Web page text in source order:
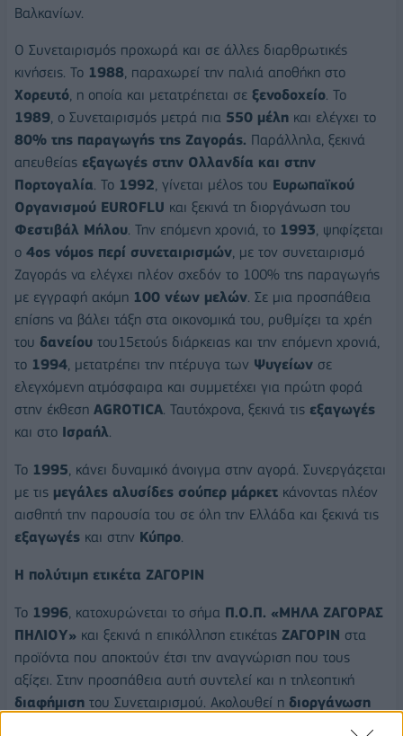
Βαλκανίων.
Ο Συνεταιρισμός προχωρά και σε άλλες διαρθρωτικές
κινήσεις. Το 1988, παραχωρεί την παλιά αποθήκη στο
Χορευτό, η οποία και μετατρέπεται σε ξενοδοχείο. Το
1989, ο Συνεταιρισμός μετρά πια 550 μέλη και ελέγχει το
80% της παραγωγής της Ζαγοράς. Παράλληλα, ξεκινά
απευθείας εξαγωγές στην Ολλανδία και στην
Πορτογαλία. Το 1992, γίνεται μέλος του Ευρωπαϊκού
Οργανισμού EUROFLU και ξεκινά τη διοργάνωση του
Φεστιβάλ Μήλου. Την επόμενη χρονιά, το 1993, ψηφίζεται
ο 4ος νόμος περί συνεταιρισμών, με τον συνεταιρισμό
Ζαγοράς να ελέγχει πλέον σχεδόν το 100% της παραγωγής
με εγγραφή ακόμη 100 νέων μελών. Σε μια προσπάθεια
επίσης να βάλει τάξη στα οικονομικά του, ρυθμίζει τα χρέη
του δανείου του15ετούς διάρκειας και την επόμενη χρονιά,
το 1994, μετατρέπει την πτέρυγα των Ψυγείων σε
ελεγχόμενη ατμόσφαιρα και συμμετέχει για πρώτη φορά
στην έκθεση AGROTICA. Ταυτόχρονα, ξεκινά τις εξαγωγές
και στο Ισραήλ.
Το 1995, κάνει δυναμικό άνοιγμα στην αγορά. Συνεργάζεται
με τις μεγάλες αλυσίδες σούπερ μάρκετ κάνοντας πλέον
αισθητή την παρουσία του σε όλη την Ελλάδα και ξεκινά τις
εξαγωγές και στην Κύπρο.
Η πολύτιμη ετικέτα ΖΑΓΟΡΙΝ
Το 1996 , κατοχυρώνεται το σήμα Π.Ο.Π. «ΜΗΛΑ ΖΑΓΟΡΑΣ
ΠΗΛΙΟΥ» και ξεκινά η επικόλληση ετικέτας ΖΑΓΟΡΙΝ στα
προϊόντα που αποκτούν έτσι την αναγνώριση που τους
αξίζει. Στην προσπάθεια αυτή συντελεί και η τηλεοπτική
διαφήμιση του Συνεταιρισμού. Ακολουθεί η διοργάνωση